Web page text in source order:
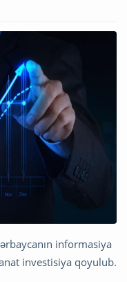
informasiya
investisiya qoyulub.